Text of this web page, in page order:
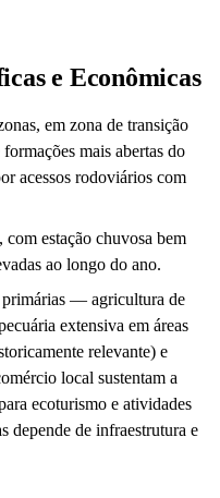
e Econômicas
em zona de transição
mais abertas do
acessos rodoviários com
estação chuvosa bem
ao longo do ano.
primárias — agricultura de
extensiva em áreas
relevante) e
local sustentam a
ecoturismo e atividades
depende de infraestrutura e